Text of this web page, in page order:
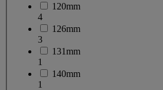
120mm
4
126mm
3
131mm
1
140mm
1